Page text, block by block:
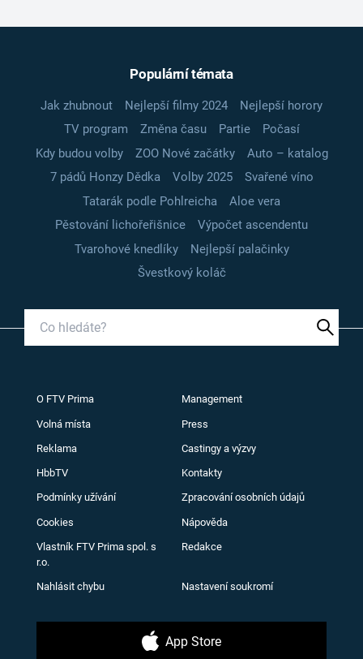
Populární témata
Jak zhubnout Nejlepší filmy 2024
Nejlepší horory
TV program
Změna času Partie
Počasí
Kdy budou volby
ZOO Nové začátky
Auto – katalog
7 pádů Honzy Dědka
Volby 2025
Svařené víno
Tatarák podle Pohlreicha
Aloe vera
Pěstování lichořeřišnice
Výpočet ascendentu
Tvarohové knedlíky
Nejlepší palačinky
Švestkový koláč
O FTV Prima Management
Volná místa Press
Reklama Castingy a výzvy
HbbTV Kontakty
Podmínky užívání Zpracování osobních údajů
Cookies Nápověda
Vlastník FTV Prima spol. s
r.o.
Redakce
Nahlásit chybu Nastavení soukromí
App Store